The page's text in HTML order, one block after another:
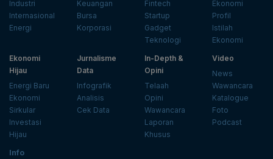
Industri
Internasional
Energi
Keuangan
Bursa
Korporasi
Fintech
Startup
Gadget
Teknologi
Ekonomi
Profil
Istilah
Ekonomi
Ekonomi
Hijau
Energi Baru
Ekonomi
Sirkular
Investasi
Hijau
Jurnalisme
Data
Infografik
Analisis
Cek Data
In-Depth &
Opini
Telaah
Opini
Wawancara
Laporan
Khusus
Video
News
Wawancara
Katalogue
Foto
Podcast
Info